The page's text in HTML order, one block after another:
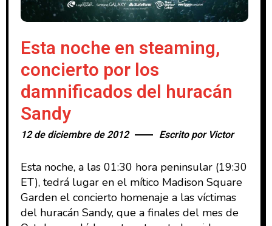
Esta noche en steaming,
concierto por los
damnificados del huracán
Sandy
12 de diciembre de 2012 Escrito por Victor
Esta noche, a las 01:30 hora peninsular (19:30
ET), tedrá lugar en el mítico Madison Square
Garden el concierto homenaje a las víctimas
del huracán Sandy, que a finales del mes de